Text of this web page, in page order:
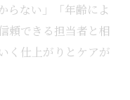
らない」「年齢によ
頼できる担当者と相
く仕上がりとケアが